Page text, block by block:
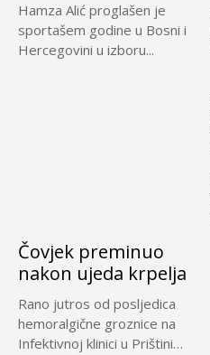
Hamza Alić proglašen je
sportašem godine u Bosni i
Hercegovini u izboru...
Čovjek preminuo
nakon ujeda krpelja
Rano jutros od posljedica
hemoralgične groznice na
Infektivnoj klinici u Prištini